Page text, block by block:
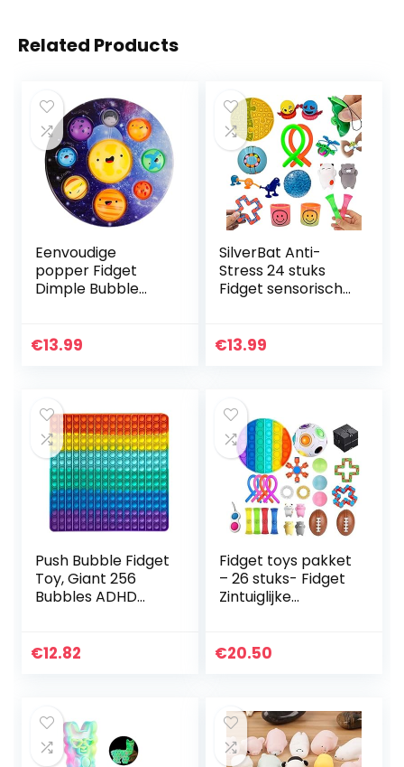
Related Products
Eenvoudige
popper Fidget
Dimple Bubble
bevredigend
€13.99
SilverBat Anti-
Stress 24 stuks
Fidget sensorisch
volwassenen voor
€13.99
Push Bubble Fidget
Toy, Giant 256
Bubbles ADHD
Reliever Angst
€12.82
Fidget toys pakket
– 26 stuks- Fidget
Zintuiglijke
Speelgoed
€20.50